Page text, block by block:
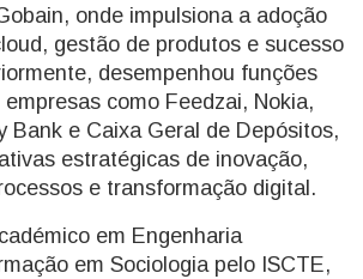
onde impulsiona a adoção
gestão de produtos e sucesso
desempenhou funções
como Feedzai, Nokia,
Bank e Caixa Geral de Depósitos,
estratégicas de inovação,
e transformação digital.
em Engenharia
em Sociologia pelo ISCTE,